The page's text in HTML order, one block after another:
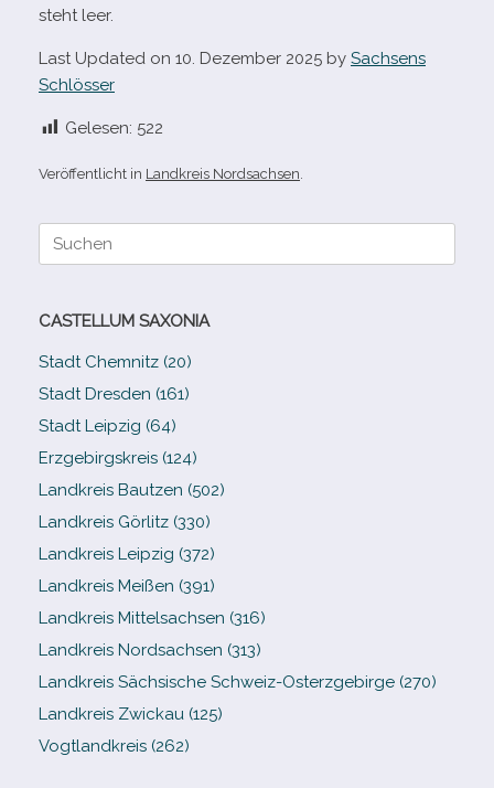
steht leer.
Last Updated on 10. Dezember 2025 by Sachsens
Schlösser
Gelesen: 522
Veröffentlicht in Landkreis Nordsachsen
Suche
CASTELLUM SAXONIA
Stadt Chemnitz (20)
Stadt Dresden (161)
Stadt Leipzig (64)
Erzgebirgskreis (124)
Landkreis Bautzen (502)
Landkreis Görlitz (330)
Landkreis Leipzig (372)
Landkreis Meißen (391)
Landkreis Mittelsachsen (316)
Landkreis Nordsachsen (313)
Landkreis Sächsische Schweiz-​Osterzgebirge (270)
Landkreis Zwickau (125)
Vogtlandkreis (262)